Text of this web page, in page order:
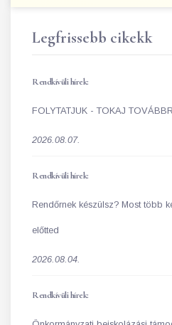
Legfrissebb cikekk
Rendkívüli hírek:
FOLYTATJUK - TOKAJ
2026.08.07.
Rendkívüli hírek:
Rendőrnek készülsz? Most több
előtted
2026.08.04.
Rendkívüli hírek: